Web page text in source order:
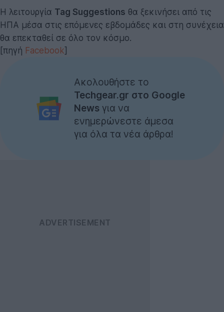
Η λειτουργία Tag Suggestions θα ξεκινήσει από τις
ΗΠΑ μέσα στις επόμενες εβδομάδες και στη συνέχεια
θα επεκταθεί σε όλο τον κόσμο.
[πηγή Facebook]
Ακολουθήστε το
Techgear.gr στο Google
News για να
ενημερώνεστε άμεσα
για όλα τα νέα άρθρα!